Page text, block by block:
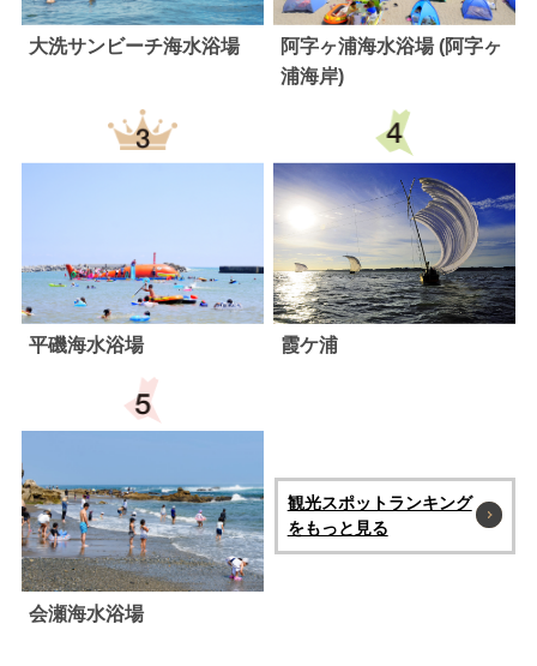
大洗サンビーチ海水浴場
阿字ヶ浦海水浴場 (阿字ヶ
浦海岸)
平磯海水浴場 霞ケ浦
会瀬海水浴場
観光スポットランキング
をもっと見る